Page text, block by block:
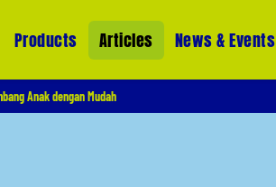
Products Articles News & Events
Anak dengan Mudah